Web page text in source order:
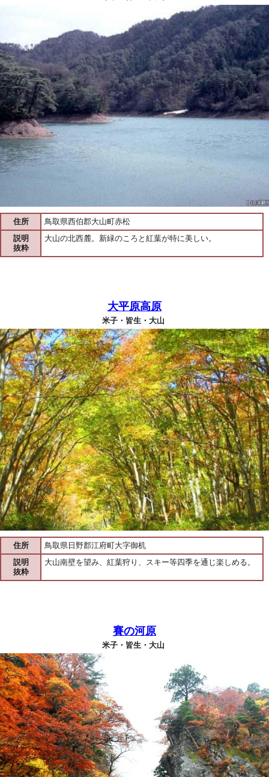
住所
鳥取県西伯郡大山町赤松
説明
抜粋
大山の北西麓。新緑のころと紅葉が特に美しい。
大平原高原
米子・皆生・大山
住所
鳥取県日野郡江府町大字御机
説明
抜粋
大山南壁を望み、紅葉狩り、スキー等四季を通じ楽しめる。
賽の河原
米子・皆生・大山